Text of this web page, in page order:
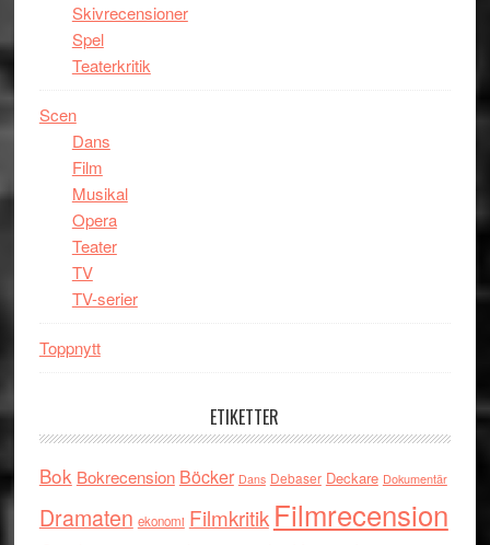
Skivrecensioner
Spel
Teaterkritik
Scen
Dans
Film
Musikal
Opera
Teater
TV
TV-serier
Toppnytt
ETIKETTER
Bok Bokrecension Böcker Dans Debaser Deckare Dokumentär
Dramaten ekonomi Filmkritik Filmrecension